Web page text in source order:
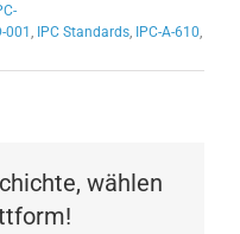
001, IPC Standards, IPC-A-610,
wählen